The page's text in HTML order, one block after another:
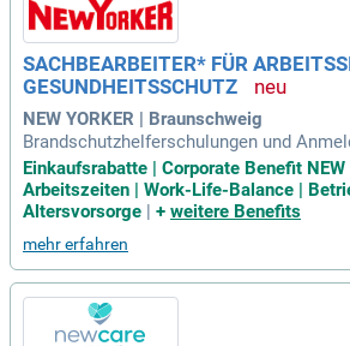
SACHBEARBEITER* FÜR
GESUNDHEITSSCHUTZ
NEW YORKER | Braunschweig
Brandschutzhelferschulungen und
nden; Dokumentation von
erarbeitung von Alarm- und
der Koordination und Implementierung
ng; Unterstützung der Sicherheitsfachkraft
Einkaufsrabatte | Corporate Benefit NEW
Arbeitszeiten | Work-Life-Balance |
Altersvorsorge | + weitere Benefits
mehr erfahren